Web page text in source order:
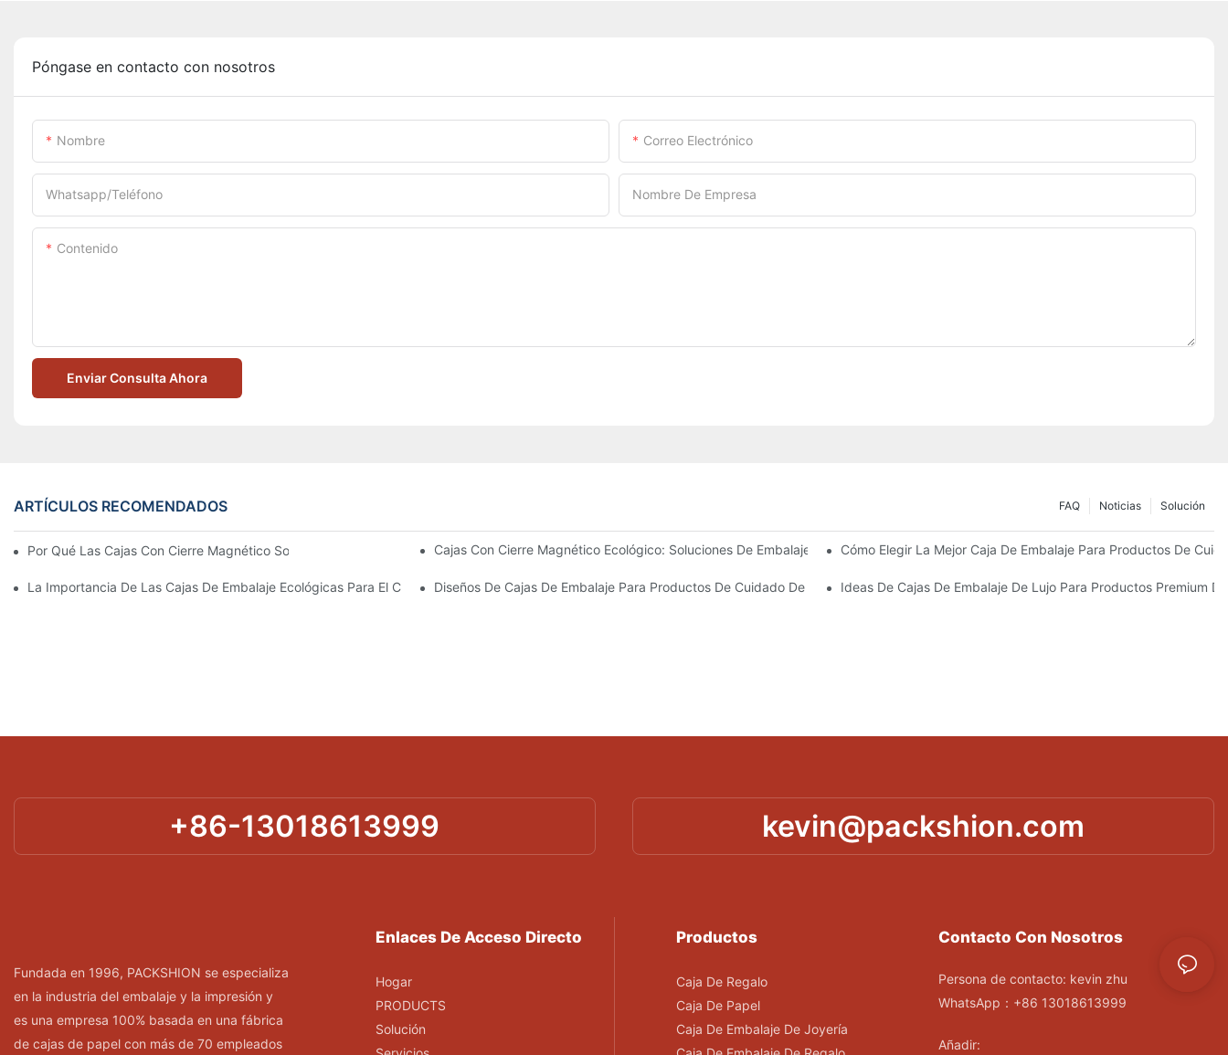
Póngase en contacto con nosotros
Nombre Correo Electrónico
Whatsapp/Teléfono Nombre De Empresa
Contenido
Enviar Consulta Ahora
ARTÍCULOS RECOMENDADOS Solución
Noticias
FAQ
Por Qué Las Cajas Con Cierre Magnético Son La Mejor Opción Para Un Embalaje PremiumCajas Con Cierre Magnético Ecológico: Soluciones De Embalaje SosteniblesCómo Elegir La Mejor Caja De Embalaje Para Productos De
La Importancia De Las Cajas De Embalaje Ecológicas Para El Cuidado De La PielDiseños De Cajas De Embalaje Para Productos De Cuidado De La Piel Personalizados Que Fomentan La Fidelidad A La Marca
Ideas De Cajas De Embalaje De Lujo Para Productos Premium
+86-13018613999 kevin@packshion.com
Fundada en 1996, PACKSHION se especializa
en la industria del embalaje y la impresión y
es una empresa 100% basada en una fábrica
de cajas de papel con más de 70 empleados
Enlaces De Acceso Directo
Hogar
PRODUCTS
Solución
Productos
Caja De Regalo
Caja De Papel
Caja De Embalaje De Joyería
Contacto Con Nosotros
Persona de contacto: kevin zhu
WhatsApp：+86 13018613999
Añadir: